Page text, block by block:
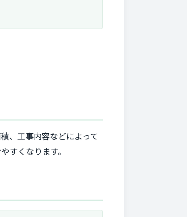
、工事内容などによって
すくなります。